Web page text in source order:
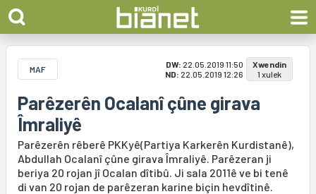
MAF DW: 22.05.2019 11:50
ND: 22.05.2019 12:26
Xwendin
1 xulek
Parêzerên Ocalanî çûne girava
Îmraliyê
Parêzerên rêberê PKKyê(Partiya Karkerên Kurdistanê),
Abdullah Ocalanî çûne girava Îmraliyê. Parêzeran ji
beriya 20 rojan jî Ocalan dîtibû. Ji sala 2011ê ve bi tenê
di van 20 rojan de parêzeran karine biçin hevdîtinê.